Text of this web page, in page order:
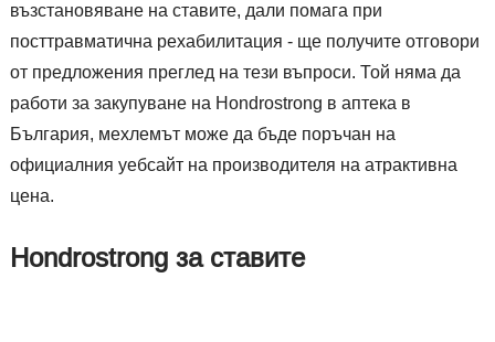
възстановяване на ставите, дали помага при
посттравматична рехабилитация - ще получите отговори
от предложения преглед на тези въпроси. Той няма да
работи за закупуване на Hondrostrong в аптека в
България, мехлемът може да бъде поръчан на
официалния уебсайт на производителя на атрактивна
цена.
Hondrostrong за ставите